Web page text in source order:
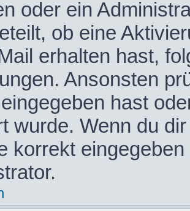
oder ein
ob eine
erhalten hast,
Ansonsten
hast
wurde. Wenn du
korrekt